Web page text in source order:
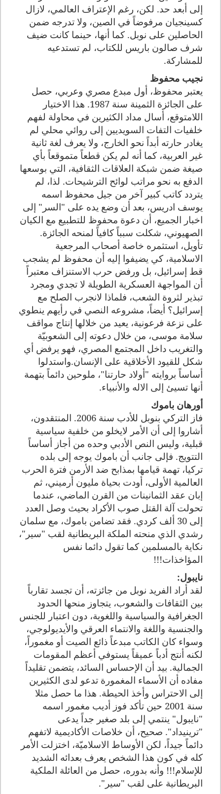
إلى أبعد حد. لكن، رغم الإعتراف العالمي، لازال
كسينجيان مرفوضاً في الصين، ولا تدرجه ضمن
الحاصلين على نوبل. كما أنها، حينما كانت ضيف
شرف صالون باريس للكتاب، لم تستدعيه
للمشاركة.
نجيب محفوظ
يعتبر محفوظ، أول مبدع مصري وعربي، حصل
على الجائزة الثمينة سنة 1987. هذا الاختيار
اللامتوقع، أسال مداد الكثيرين في محاولة لفهم
خلفيات التفات السويديين إلى روائي محلي لم
يغادر حارته أبداً نحو الخارج، ولا يعرف لغة ثانية
غير العربية، كما أنه لم يكن قطعاً متموقعاً بأي
صيغة ضمن شبكة العلاقات الثقافية، التي بوسعها
الدفع به نحو مراتب لوائح الترشيحات. لذا، لم
يتردد كاتب كبير آخر من جيل محفوظ اسمه
يوسف ادريس، بعد أن وضع يده على "السر" إلى
اخبار الجميع، أن دعوة محفوظ للتطبيع مع الكيان
الصهيوني، شكلت سبباً كافياً لمنحه الجائزة.
تأويل، استثمره خاصة أصحاب المرجعية
الاسلامية، كي يضيفوا إليه أن محفوظ لم يشجب
قط إسرائيل، بل ورفض حرب الاستنزاف معتبراً
أن المواجهة العسكرية الطويلة لا تجدي ومجرد
تبذير لثروة الشعب، فلماذا لانجرب الصلح مع
إسرائيل؟ أيضاً، مشروعه النصي في رأيهم ينطوي
على نزعة فرعونية، يعيد من خلالها إنتاج مواقف
سلامة موسى، من خلال دعوته إلى الشعوبيّة
والتغريب داخل المجتمع المصري، فهو يرفض أي
شكل للقيود الأخلاقية على الإنسان.واستدلوا
أساساً بروايته "أولاد حارتنا"، ملوحين دائماً بتهمة
أنها تسيئ إلى الاله والأنبياء.
أورهان باموك
فاز التركي بنوبل للأدب سنة 2006. المنتقدون،
أشاروا إلى أن الأمر لايخلو من خلفية سياسية
قبلية، وليس النص الأدبي وحده من أجاز أساساً
التتويج. فإلى جانب أن باموك يوجه إلى بلده
تركيا، تهمة قيامها بمذابح ضد الأرمن فترة الحرب
العالمية الأولى، أودت بحياة مليون أرميني، ثم
إبان عقد الثمانينات من القرن الماضي، عندما
تحولت آلة القتل صوب الأكراد بحيث وصل العدد
إلى 30 ألف كردي. فقد تضامن باموك، مع سلمان
رشدي الذي منحته الملكة البريطانية لقب "سير"،
نكاية بالمسلمين كما تقول دائما نفس
المؤاخذات!!!
نايبول:
لقد أراد الفريد نوبل من جائزته، أن تجسد تقارباً
بين الثقافات والشعوب، يتجاوز منحها الحدود
الجغرافية والسياسية واللغوية، دون اعتبار للجنس
والجنسية واللغة والانتماء العرقي والأيديولوجي،
وسواء كان الكاتب مبدعاً ذائع الصيت أو مغموراً،
لكنه أنتج أدباً عميقاً يستوفي أعظم المقومات
الجمالية. بيد أن الإحساس السائد، يتضمن تقليداً
مفاده أن الأسماء المغمورة تدعو لدى الكثيرين
إلى الاحتراس وأخذ الحيطة. هذا ما حصل مثلا
سنة 2001 حين تأكد فوز أديب مغمور اسمه
"نايبول" ينتمي إلى بلد صغير جداً يدعى
"ترينيداد". صحيح، أن خلاصات الأكاديمية لاتفهم
دائماً جيداً، لكن الأوساط الاسلاميّة، اختزلت الأمر
كله في كون هذا الشخص يعرف بعدائه الشديد
للإسلام!!! وأنه بدوره، حصل من العائلة الملكية
البريطانية على لقب "سير".